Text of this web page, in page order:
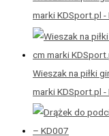
marki KDSport.pl -
Wieszak na piłki
marki KDSport.pl -